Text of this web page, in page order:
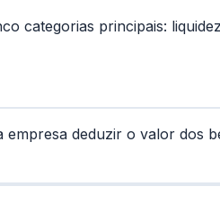
categorias principais:
empresa deduzir o valor dos